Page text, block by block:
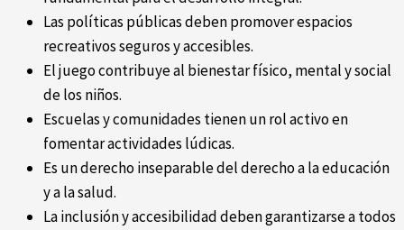
Las políticas públicas deben promover espacios
recreativos seguros y accesibles.
El juego contribuye al bienestar físico, mental y social
de los niños.
Escuelas y comunidades tienen un rol activo en
fomentar actividades lúdicas.
Es un derecho inseparable del derecho a la educación
y a la salud.
La inclusión y accesibilidad deben garantizarse a todos